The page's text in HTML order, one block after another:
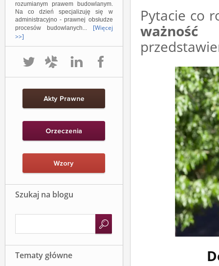
Pytacie co
rozumianym prawem budowlanym.
Na co dzień specjalizuję się w
administracyjno - prawnej obsłudze
procesów budowlanych...
[Więcej
>>]
Szukaj na blogu
Tematy główne